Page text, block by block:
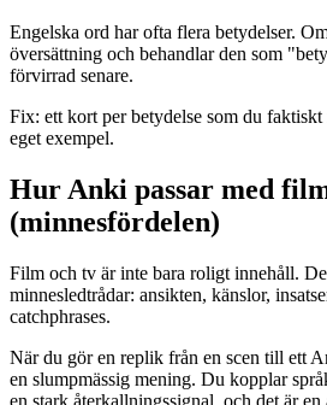
Engelska ord har ofta flera betydelser.
översättning och behandlar den som
förvirrad senare.
Fix: ett kort per betydelse som du
eget exempel.
Hur Anki passar med
(minnesfördelen)
Film och tv är inte bara roligt innehåll.
minnesledtrådar: ansikten, känslor,
catchphrases.
När du gör en replik från en scen till ett
en slumpmässig mening. Du kopplar
en stark återkallningssignal, och det är